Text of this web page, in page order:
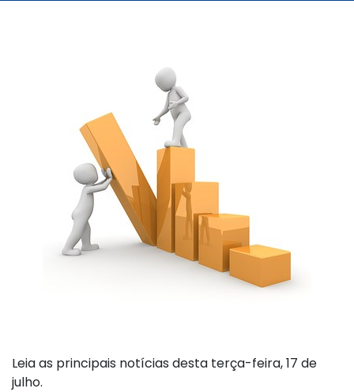
Leia as principais notícias desta terça-feira, 17 de
julho.